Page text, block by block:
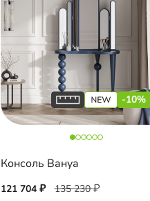
-10%
Консоль Вануа
121 704 135 230